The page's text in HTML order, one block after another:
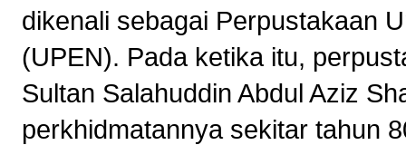
dikenali sebagai Perpustakaan
(UPEN). Pada ketika itu,
Sultan Salahuddin Abdul Aziz
perkhidmatannya sekitar tahun